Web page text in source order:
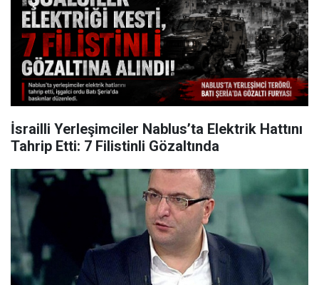
İsrailli Yerleşimciler Nablus’ta Elektrik Hattını
Tahrip Etti: 7 Filistinli Gözaltında